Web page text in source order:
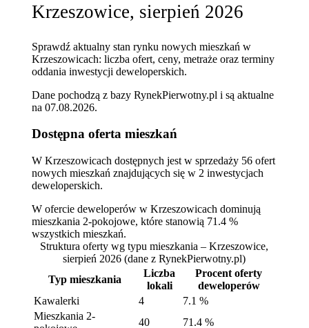
Krzeszowice, sierpień 2026
Sprawdź aktualny stan rynku nowych mieszkań w
Krzeszowicach: liczba ofert, ceny, metraże oraz terminy
oddania inwestycji deweloperskich.
Dane pochodzą z bazy RynekPierwotny.pl i są aktualne
na07.08.2026.
Dostępna oferta mieszkań
W Krzeszowicach dostępnych jest w sprzedaży 56 ofert
nowych mieszkań znajdujących się w 2 inwestycjach
deweloperskich.
W ofercie deweloperów w Krzeszowicach dominują
mieszkania 2-pokojowe, które stanowią 71.4 %
wszystkich mieszkań.
Struktura oferty wg typu mieszkania – Krzeszowice,
sierpień 2026 (dane z RynekPierwotny.pl)
Typ mieszkania
Liczba
lokali
Procent oferty
deweloperów
Kawalerki
4
7.1 %
Mieszkania 2-
40
71.4 %